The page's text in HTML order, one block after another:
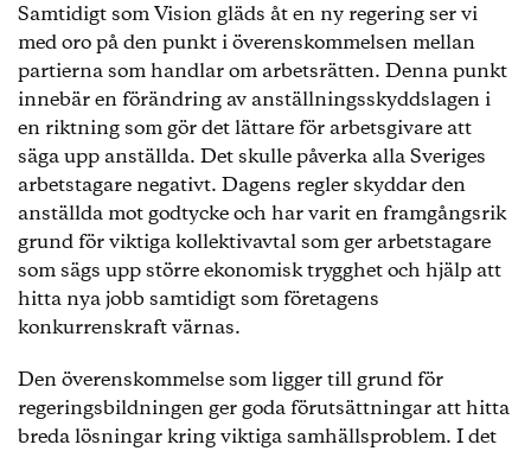
Samtidigt som Vision gläds åt en ny regering ser vi
med oro på den punkt i överenskommelsen mellan
partierna som handlar om arbetsrätten. Denna punkt
innebär en förändring av anställningsskyddslagen i
en riktning som gör det lättare för arbetsgivare att
säga upp anställda. Det skulle påverka alla Sveriges
arbetstagare negativt. Dagens regler skyddar den
anställda mot godtycke och har varit en framgångsrik
grund för viktiga kollektivavtal som ger arbetstagare
som sägs upp större ekonomisk trygghet och hjälp att
hitta nya jobb samtidigt som företagens
konkurrenskraft värnas.
Den överenskommelse som ligger till grund för
regeringsbildningen ger goda förutsättningar att hitta
breda lösningar kring viktiga samhällsproblem. I det